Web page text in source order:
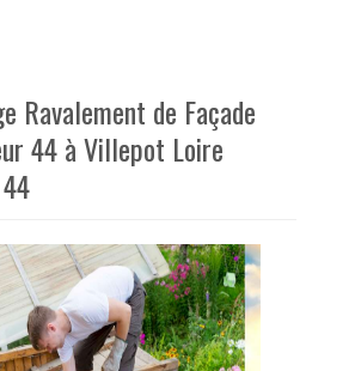
Ravalement de Façade
44 à Villepot Loire